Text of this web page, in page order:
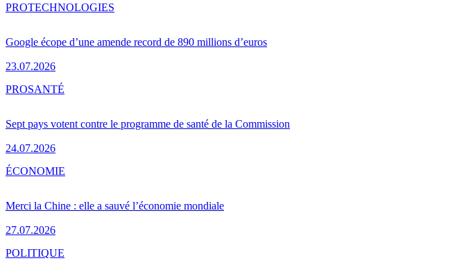
Google écope d’une amende record de 890 millions d’euros
23.07.2026
PROTECHNOLOGIES
Sept pays votent contre le programme de santé de la Commission
24.07.2026
PROSANTÉ
Merci la Chine : elle a sauvé l’économie mondiale
27.07.2026
ÉCONOMIE
POLITIQUE